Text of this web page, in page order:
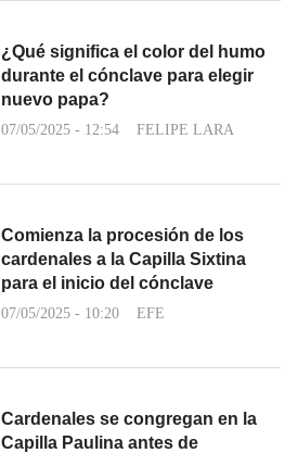
¿Qué significa el color del humo
durante el cónclave para elegir
nuevo papa?
07/05/2025 - 12:54 FELIPE LARA
Comienza la procesión de los
cardenales a la Capilla Sixtina
para el inicio del cónclave
07/05/2025 - 10:20 EFE
Cardenales se congregan en la
Capilla Paulina antes de